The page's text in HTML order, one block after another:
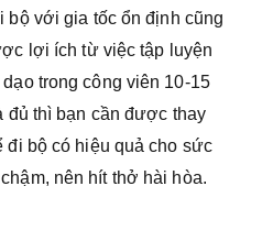
bộ với gia tốc ổn định cũng
lợi ích từ việc tập luyện
trong công viên 10-15
đủ thì bạn cần được thay
đi bộ có hiệu quả cho sức
nên hít thở hài hòa.